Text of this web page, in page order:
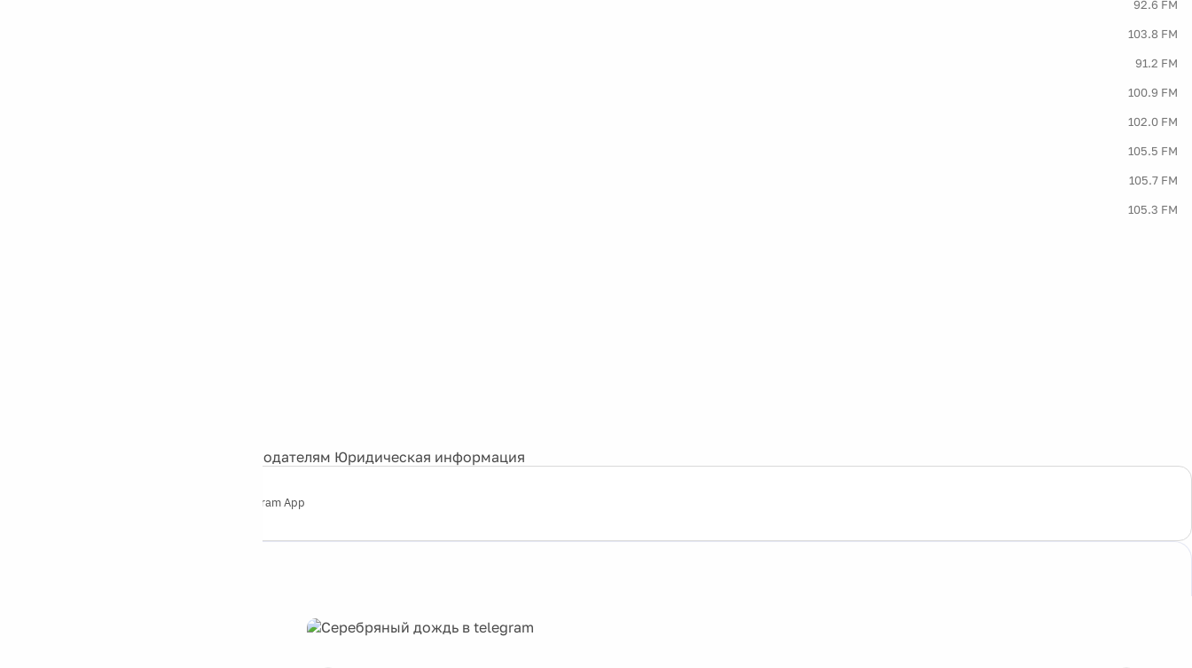
92.6 FM
103.8 FM
91.2 FM
100.9 FM
102.0 FM
105.5 FM
105.7 FM
105.3 FM
Рекламодателям Юридическая информация
Telegram App